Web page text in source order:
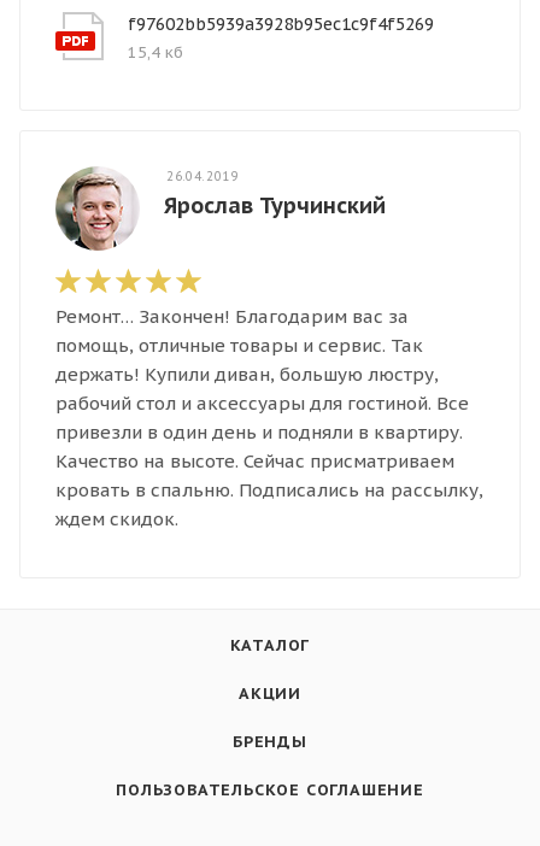
f97602bb5939a3928b95ec1c9f4f5269
15,4 кб
26.04.2019
Ярослав Турчинский
Ремонт… Закончен! Благодарим вас за
помощь, отличные товары и сервис. Так
держать! Купили диван, большую люстру,
рабочий стол и аксессуары для гостиной. Все
привезли в один день и подняли в квартиру.
Качество на высоте. Сейчас присматриваем
кровать в спальню. Подписались на рассылку,
ждем скидок.
КАТАЛОГ
АКЦИИ
БРЕНДЫ
ПОЛЬЗОВАТЕЛЬСКОЕ СОГЛАШЕНИЕ